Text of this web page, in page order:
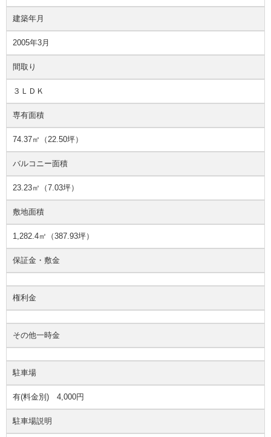
建築年月
2005年3月
間取り
３ＬＤＫ
専有面積
74.37㎡（22.50坪）
バルコニー面積
23.23㎡（7.03坪）
敷地面積
1,282.4㎡（387.93坪）
保証金・敷金
権利金
その他一時金
駐車場
有(料金別) 4,000円
駐車場説明